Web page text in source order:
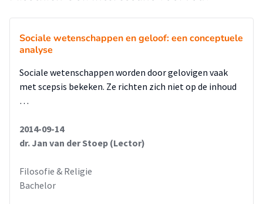
Sociale wetenschappen en geloof: een conceptuele
analyse
Sociale wetenschappen worden door gelovigen vaak
met scepsis bekeken. Ze richten zich niet op de inhoud
…
2014-09-14
dr. Jan van der Stoep (Lector)
Filosofie & Religie
Bachelor